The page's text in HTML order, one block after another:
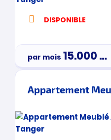
DISPONIBLE
par mois 15.000Dh